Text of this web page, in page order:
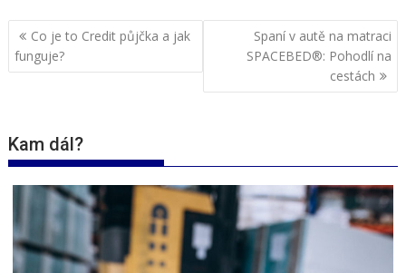
Navigace
pro
příspěvek
Co je to Credit půjčka a jak
funguje?
Spaní v autě na matraci
SPACEBED®: Pohodlí na
cestách
Kam dál?